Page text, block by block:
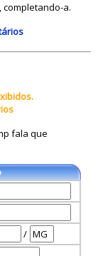
completando-a.
fala que
/